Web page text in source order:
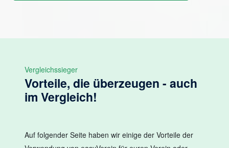
Vergleichssieger
Vorteile, die überzeugen - auch
im Vergleich!
Auf folgender Seite haben wir einige der Vorteile der